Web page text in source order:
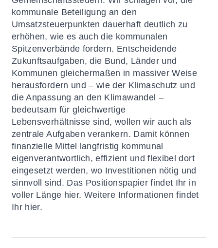
kommunale Beteiligung an den
Umsatzsteuerpunkten dauerhaft deutlich zu
erhöhen, wie es auch die kommunalen
Spitzenverbände fordern. Entscheidende
Zukunftsaufgaben, die Bund, Länder und
Kommunen gleichermaßen in massiver Weise
herausfordern und – wie der Klimaschutz und
die Anpassung an den Klimawandel –
bedeutsam für gleichwertige
Lebensverhältnisse sind, wollen wir auch als
zentrale Aufgaben verankern. Damit können
finanzielle Mittel langfristig kommunal
eigenverantwortlich, effizient und flexibel dort
eingesetzt werden, wo Investitionen nötig und
sinnvoll sind. Das Positionspapier findet Ihr in
voller Länge hier. Weitere Informationen findet
Ihr hier.